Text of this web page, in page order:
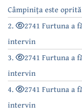
Câmpinița este oprită
2.
2741 Furtuna a
intervin
3.
2741 Furtuna a
intervin
4.
2741 Furtuna a
intervin